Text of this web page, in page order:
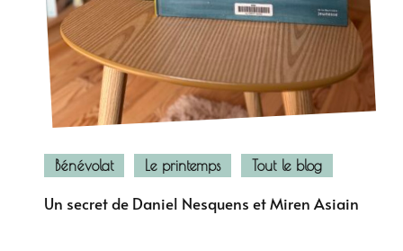
Bénévolat Le printemps Tout le blog
Un secret de Daniel Nesquens et Miren Asiain